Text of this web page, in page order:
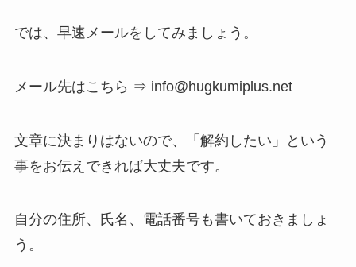
では、早速メールをしてみましょう。
メール先はこちら ⇒ info@hugkumiplus.net
文章に決まりはないので、「解約したい」という
事をお伝えできれば大丈夫です。
自分の住所、氏名、電話番号も書いておきましょ
う。